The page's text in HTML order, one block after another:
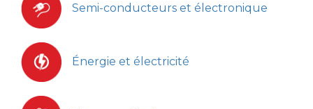
Semi-conducteurs et électronique
Énergie et électricité